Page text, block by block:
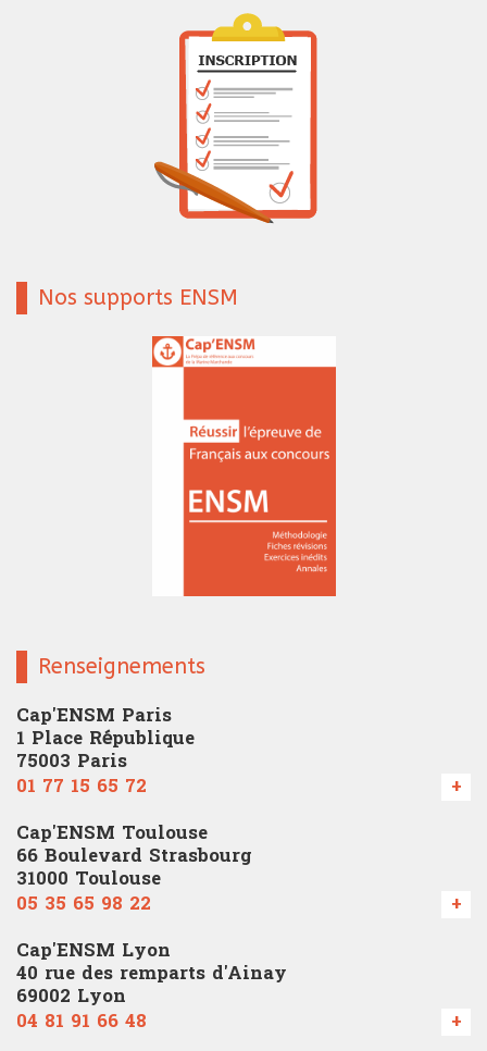
Nos supports ENSM
Renseignements
Cap'ENSM Paris
1 Place République
75003 Paris
01 77 15 65 72
+
Cap'ENSM Toulouse
66 Boulevard Strasbourg
31000 Toulouse
05 35 65 98 22
+
Cap'ENSM Lyon
40 rue des remparts d'Ainay
69002 Lyon
04 81 91 66 48
+